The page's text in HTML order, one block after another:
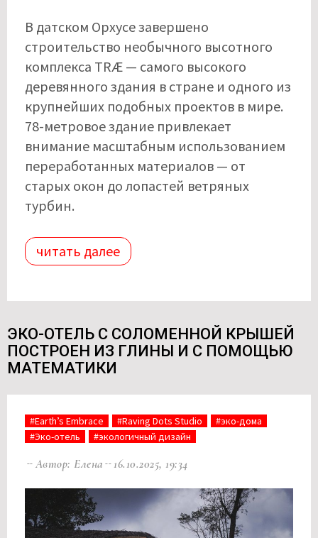
В датском Орхусе завершено
строительство необычного высотного
комплекса TRÆ — самого высокого
деревянного здания в стране и одного из
крупнейших подобных проектов в мире.
78-метровое здание привлекает
внимание масштабным использованием
переработанных материалов — от
старых окон до лопастей ветряных
турбин.
читать далее
ЭКО-ОТЕЛЬ С СОЛОМЕННОЙ КРЫШЕЙ
ПОСТРОЕН ИЗ ГЛИНЫ И С ПОМОЩЬЮ
МАТЕМАТИКИ
#Earth’s Embrace #Raving Dots Studio
#эко-дома
#Эко-отель
#экологичный дизайн
Автор: Елена 16.10.2025, 19:34